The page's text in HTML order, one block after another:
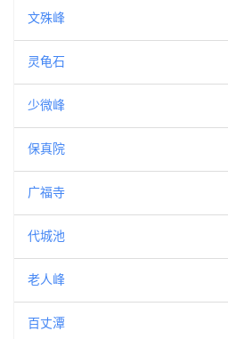
文殊峰
灵龟石
少微峰
保真院
广福寺
代城池
老人峰
百丈潭